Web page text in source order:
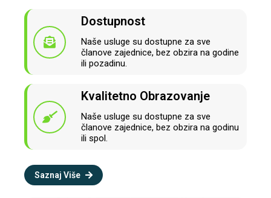
Dostupnost
Naše usluge su dostupne za sve
članove zajednice, bez obzira na godine
ili pozadinu.
Kvalitetno Obrazovanje
Naše usluge su dostupne za sve
članove zajednice, bez obzira na godinu
ili spol.
Saznaj Više